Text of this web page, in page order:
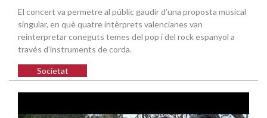
El concert va permetre al públic gaudir d’una proposta musical
singular, en què quatre intèrprets valencianes van
reinterpretar coneguts temes del pop i del rock espanyol a
través d’instruments de corda.
Societat